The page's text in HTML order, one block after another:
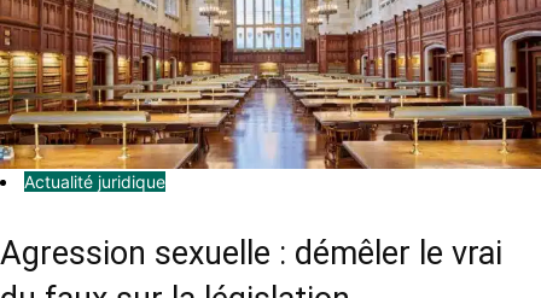
Actualité juridique
Agression sexuelle : démêler le vrai